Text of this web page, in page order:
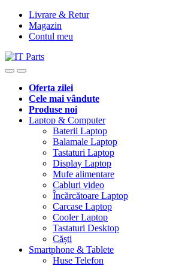
Livrare & Retur
Magazin
Contul meu
Oferta zilei
Cele mai vândute
Produse noi
Laptop & Computer
Baterii Laptop
Balamale Laptop
Tastaturi Laptop
Display Laptop
Mufe alimentare
Cabluri video
Încărcătoare Laptop
Carcase Laptop
Cooler Laptop
Tastaturi Desktop
Căști
Smartphone & Tablete
Huse Telefon